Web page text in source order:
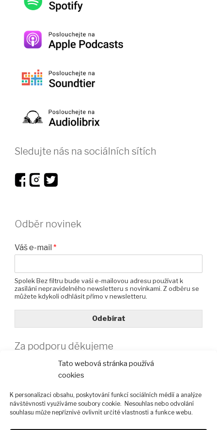
Tato webová stránka používá
cookies
K personalizaci obsahu, poskytování funkcí sociálních médií a analýze
návštěvnosti využíváme soubory cookie. Nesouhlas nebo odvolání
souhlasu může nepříznivě ovlivnit určité vlastnosti a funkce webu.
Sledujte nás na sociálních sítích
Odběr novinek
Váš e-mail *
Spolek Bez filtru bude vaši e-mailovou adresu používat k
zasílání nepravidelného newsletteru s novinkami. Z odběru se
můžete kdykoli odhlásit přímo v newsletteru.
Odebírat
Za podporu děkujeme